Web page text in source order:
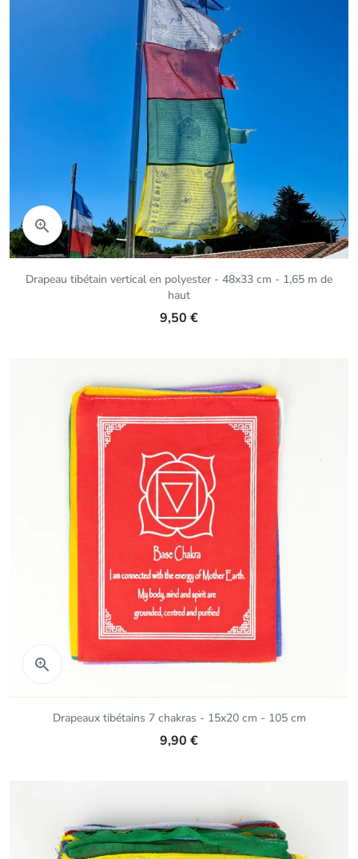
 Aperçu rapide
Drapeau tibétain vertical en polyester - 48x33 cm - 1,65 m de
haut
9,50 €
 Aperçu rapide
Drapeaux tibétains 7 chakras - 15x20 cm - 105 cm
9,90 €